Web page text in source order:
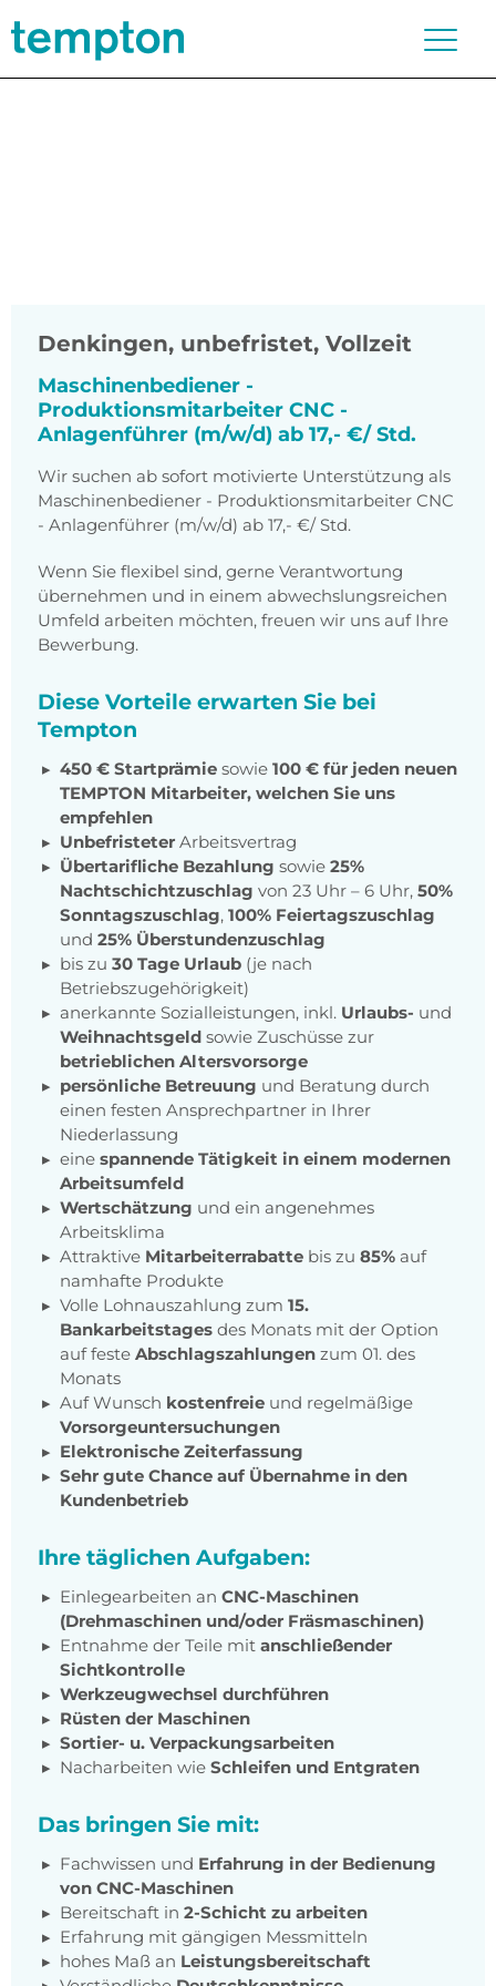
Denkingen, unbefristet, Vollzeit
Maschinenbediener -
Produktionsmitarbeiter CNC -
Anlagenführer (m/w/d) ab 17,- €/ Std.
Wir suchen ab sofort motivierte Unterstützung als
Maschinenbediener - Produktionsmitarbeiter CNC
- Anlagenführer (m/w/d) ab 17,- €/ Std.
Wenn Sie flexibel sind, gerne Verantwortung
übernehmen und in einem abwechslungsreichen
Umfeld arbeiten möchten, freuen wir uns auf Ihre
Bewerbung.
Diese Vorteile erwarten Sie bei
Tempton
450 € Startprämie sowie 100 € für jeden neuen
TEMPTON Mitarbeiter, welchen Sie uns
empfehlen
Unbefristeter Arbeitsvertrag
Übertarifliche Bezahlung sowie 25%
Nachtschichtzuschlag von 23 Uhr – 6 Uhr, 50%
Sonntagszuschlag, 100% Feiertagszuschlag
und 25% Überstundenzuschlag
bis zu 30 Tage Urlaub (je nach
Betriebszugehörigkeit)
anerkannte Sozialleistungen, inkl. Urlaubs- und
Weihnachtsgeld sowie Zuschüsse zur
betrieblichen Altersvorsorge
persönliche Betreuung und Beratung durch
einen festen Ansprechpartner in Ihrer
Niederlassung
eine spannende Tätigkeit in einem modernen
Arbeitsumfeld
Wertschätzung und ein angenehmes
Arbeitsklima
Attraktive Mitarbeiterrabatte bis zu 85% auf
namhafte Produkte
Volle Lohnauszahlung zum 15.
Bankarbeitstages des Monats mit der Option
auf feste Abschlagszahlungen zum 01. des
Monats
Auf Wunsch kostenfreie und regelmäßige
Vorsorgeuntersuchungen
Elektronische Zeiterfassung
Sehr gute Chance auf Übernahme in den
Kundenbetrieb
Ihre täglichen Aufgaben:
Einlegearbeiten an CNC-Maschinen
(Drehmaschinen und/oder Fräsmaschinen)
Entnahme der Teile mit anschließender
Sichtkontrolle
Werkzeugwechsel durchführen
Rüsten der Maschinen
Sortier- u. Verpackungsarbeiten
Nacharbeiten wie Schleifen und Entgraten
Das bringen Sie mit:
Fachwissen und Erfahrung in der Bedienung
von CNC-Maschinen
Bereitschaft in 2-Schicht zu arbeiten
Erfahrung mit gängigen Messmitteln
hohes Maß an Leistungsbereitschaft